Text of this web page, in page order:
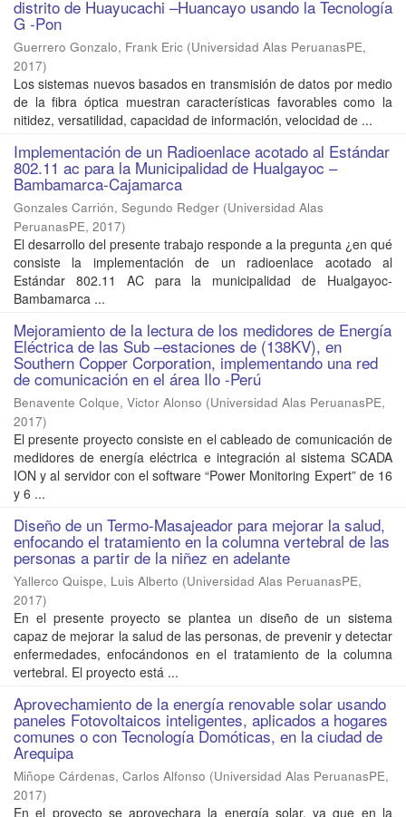
distrito de Huayucachi –Huancayo usando la Tecnología
G -Pon
Guerrero Gonzalo, Frank Eric (Universidad Alas PeruanasPE,
2017)
Los sistemas nuevos basados en transmisión de datos por medio
de la fibra óptica muestran características favorables como la
nitidez, versatilidad, capacidad de información, velocidad de ...
Implementación de un Radioenlace acotado al Estándar
802.11 ac para la Municipalidad de Hualgayoc –
Bambamarca-Cajamarca
Gonzales Carrión, Segundo Redger (Universidad Alas
PeruanasPE, 2017)
El desarrollo del presente trabajo responde a la pregunta ¿en qué
consiste la implementación de un radioenlace acotado al
Estándar 802.11 AC para la municipalidad de Hualgayoc-
Bambamarca ...
Mejoramiento de la lectura de los medidores de Energía
Eléctrica de las Sub –estaciones de (138KV), en
Southern Copper Corporation, implementando una red
de comunicación en el área Ilo -Perú
Benavente Colque, Victor Alonso (Universidad Alas PeruanasPE,
2017)
El presente proyecto consiste en el cableado de comunicación de
medidores de energía eléctrica e integración al sistema SCADA
ION y al servidor con el software “Power Monitoring Expert” de 16
y 6 ...
Diseño de un Termo-Masajeador para mejorar la salud,
enfocando el tratamiento en la columna vertebral de las
personas a partir de la niñez en adelante
Yallerco Quispe, Luis Alberto (Universidad Alas PeruanasPE,
2017)
En el presente proyecto se plantea un diseño de un sistema
capaz de mejorar la salud de las personas, de prevenir y detectar
enfermedades, enfocándonos en el tratamiento de la columna
vertebral. El proyecto está ...
Aprovechamiento de la energía renovable solar usando
paneles Fotovoltaicos inteligentes, aplicados a hogares
comunes o con Tecnología Domóticas, en la ciudad de
Arequipa
Miñope Cárdenas, Carlos Alfonso (Universidad Alas PeruanasPE,
2017)
En el proyecto se aprovechara la energía solar, ya que en la